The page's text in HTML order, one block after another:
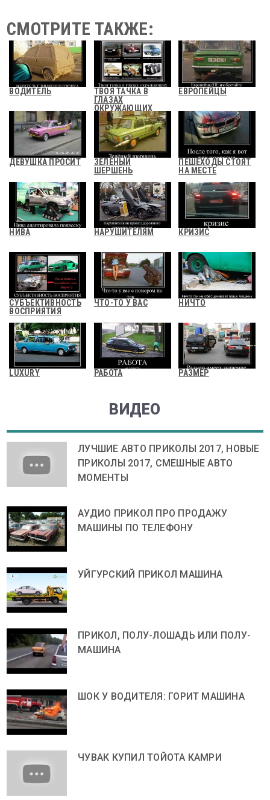
СМОТРИТЕ ТАКЖЕ:
ВОДИТЕЛЬ
ТВОЯ ТАЧКА В
ГЛАЗАХ
ОКРУЖАЮЩИХ
ЕВРОПЕЙЦЫ
ДЕВУШКА ПРОСИТ
ЗЕЛЕНЫЙ
ШЕРШЕНЬ
ПЕШЕХОДЫ СТОЯТ
НА МЕСТЕ
НИВА НАРУШИТЕЛЯМ КРИЗИС
СУБЪЕКТИВНОСТЬ
ВОСПРИЯТИЯ
ЧТО-ТО У ВАС НИЧТО
LUXURY РАБОТА РАЗМЕР
ВИДЕО
ЛУЧШИЕ АВТО ПРИКОЛЫ 2017, НОВЫЕ
ПРИКОЛЫ 2017, СМЕШНЫЕ АВТО
МОМЕНТЫ
АУДИО ПРИКОЛ ПРО ПРОДАЖУ
МАШИНЫ ПО ТЕЛЕФОНУ
УЙГУРСКИЙ ПРИКОЛ МАШИНА
ПРИКОЛ, ПОЛУ-ЛОШАДЬ ИЛИ ПОЛУ-
МАШИНА
ШОК У ВОДИТЕЛЯ: ГОРИТ МАШИНА
ЧУВАК КУПИЛ ТОЙОТА КАМРИ